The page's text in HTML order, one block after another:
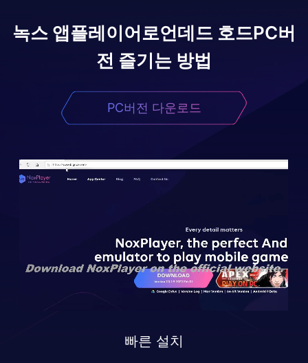
녹스 앱플레이어로언데드 호드PC버
전 즐기는 방법
PC버전 다운로드
빠른 설치